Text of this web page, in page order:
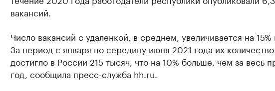
вакансий.
Число вакансий с удаленкой, в среднем, увеличивается на
За период с января по середину июня 2021 года их количество
достигло в России 215 тысяч, что на 10% больше, чем за весь
год, сообщила пресс-служба hh.ru.